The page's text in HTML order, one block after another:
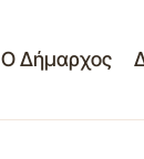
Ο Δήμαρχος